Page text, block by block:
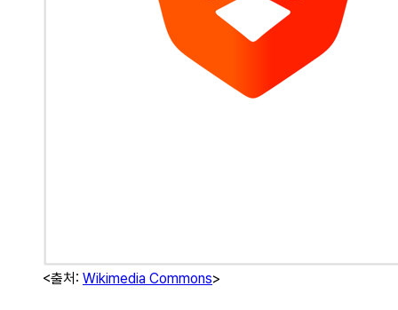
<출처: Wikimedia Commons>